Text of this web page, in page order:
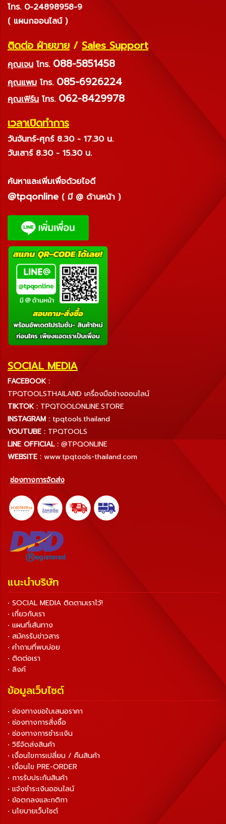
โทร. 0-24898958-9
( แผนกออนไลน์ )
ติดต่อ ฝ่ายขาย / Sales Support
คุณเจน โทร. 088-5851458
คุณแพม โทร. 085-6926224
คุณเฟิร์น โทร. 062-8429978
เวลาเปิดทำการ
วันจันทร์-ศุกร์ 8.30 - 17.30 น.
วันเสาร์ 8.30 - 15.30 น.
ค้นหาและเพิ่มเพื่อด้วยไอดี
@tpqonline ( มี @ ด้านหน้า )
SOCIAL MEDIA
FACEBOOK :
TPQTOOLSTHAILAND เครื่องมือช่างออนไลน์
TIKTOK : TPQTOOLONLINE.STORE
INSTAGRAM : tpqtools.thailand
YOUTUBE : TPQTOOLS
LINE OFFICIAL : @TPQONLINE
WEBSITE : www.tpqtools-thailand.com
ช่องทางการจัดส่ง
แนะนำบริษัท
• SOCIAL MEDIA ติดตามเราไว้!
• เกี่ยวกับเรา
• แผนที่เส้นทาง
• สมัครรับข่าวสาร
• คำถามที่พบบ่อย
• ติดต่อเรา
• ลิงค์
ข้อมูลเว็บไซต์
• ช่องทางขอใบเสนอราคา
• ช่องทางการสั่งซื้อ
• ช่องทางการชำระเงิน
• วิธีจัดส่งสินค้า
• เงื่อนไขการเปลี่ยน / คืนสินค้า
• เงื่อนไข PRE-ORDER
• การรับประกันสินค้า
• แจ้งชำระเงินออนไลน์
• ข้อตกลงและกติกา
• นโยบายเว็บไซต์